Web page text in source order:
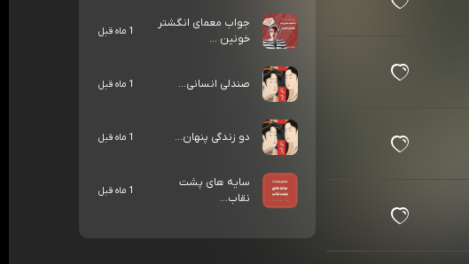
جواب معمای انگشتر
خونین ...
1 ماه قبل
صندلی انسانی... 1 ماه قبل
دو زندگی پنهان... 1 ماه قبل
سایه های پشت
نقاب...
1 ماه قبل